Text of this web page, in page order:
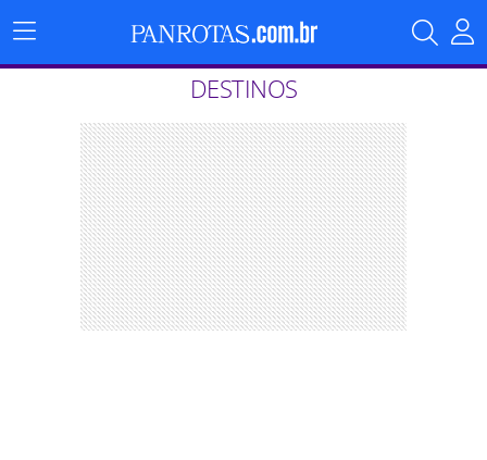
Menu
Principal
DESTINOS